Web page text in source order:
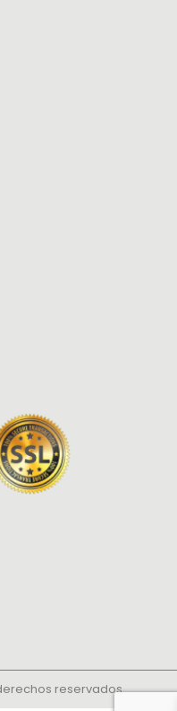
reservados.